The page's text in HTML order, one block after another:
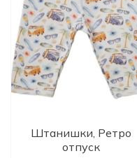
Штанишки, Ретро
отпуск